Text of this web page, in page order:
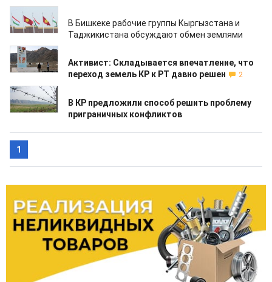
23.01.2020
В Бишкеке рабочие группы Кыргызстана и
Таджикистана обсуждают обмен землями
16.01.2020
Активист: Складывается впечатление, что
переход земель КР к РТ давно решен
2
12.09.2019
В КР предложили способ решить проблему
приграничных конфликтов
1